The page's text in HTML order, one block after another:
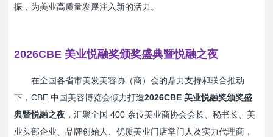
振，为美业高质量发展注入新的活力。
2026CBE 美业悦融奖颁奖盛典暨悦融之夜
在全国各省市美发美容协（商）会的鼎力支持和联合推动
下，CBE 中国美容博览会倾力打造2026CBE 美业悦融奖颁奖盛
典暨悦融之夜 ，汇聚全国 400 余位美业商协会会长、秘书长、美
业头部企业、品牌创始人、优质美业门店掌门人及实力代理商，